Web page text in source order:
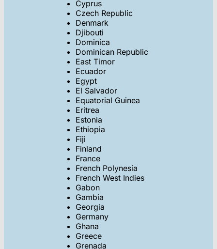
Cyprus
Czech Republic
Denmark
Djibouti
Dominica
Dominican Republic
East Timor
Ecuador
Egypt
El Salvador
Equatorial Guinea
Eritrea
Estonia
Ethiopia
Fiji
Finland
France
French Polynesia
French West Indies
Gabon
Gambia
Georgia
Germany
Ghana
Greece
Grenada